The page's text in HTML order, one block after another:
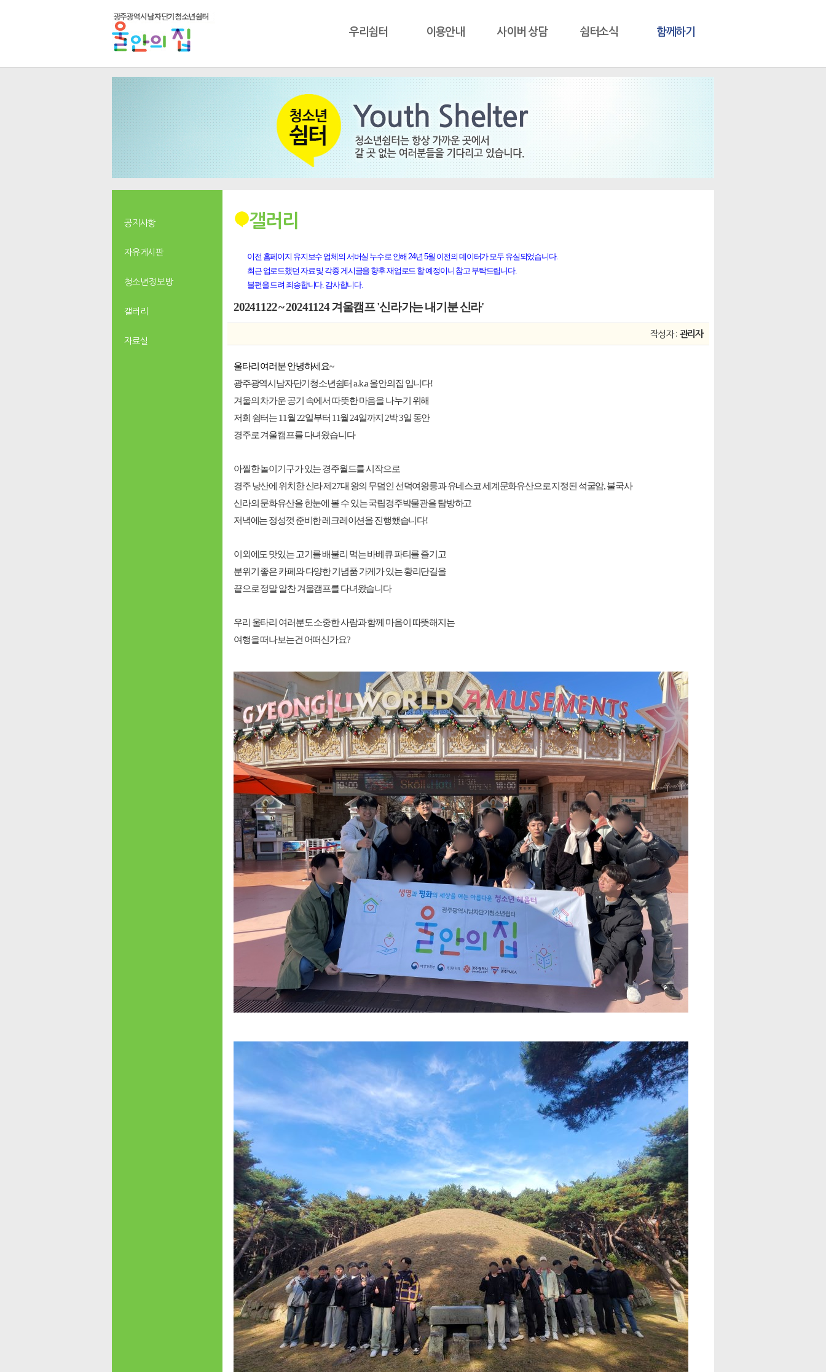
우리쉼터 이용안내 사이버 상담 쉼터소식 함께하기
공지사항
자유게시판
청소년 정보방
갤러리
자료실
갤러리
이전 홈페이지 유지보수 업체의 서버실 누수로 인해 24년 5월 이전의 데이터가 모두 유실되었습니다.
최근 업로드했던 자료 및 각종 게시글을 향후 재업로드 할 예정이니 참고 부탁드립니다.
불편을 드려 죄송합니다. 감사합니다.
20241122 ~ 20241124 겨울캠프 '신라가는 내기분 신라'
작성자 : 관리자
울타리 여러분 안녕하세요~
광주광역시남자단기청소년쉼터a.k.a 울안의집 입니다!
겨울의 차가운 공기 속에서 따뜻한 마음을 나누기 위해
저희 쉼터는 11월 22일부터 11월 24일까지 2박 3일 동안
경주로겨울캠프를 다녀왔습니다
아찔한 놀이기구가 있는 경주월드를 시작으로
경주 낭산에 위치한 신라 제27대 왕의 무덤인 선덕여왕릉과유네스코 세계문화유산으로 지정된 석굴암, 불국사
신라의 문화유산을 한눈에 볼 수 있는 국립경주박물관을 탐방하고
저녁에는 정성껏 준비한 레크레이션을 진행했습니다!
이외에도 맛있는 고기를 배불리 먹는 바베큐 파티를 즐기고
분위기 좋은 카페와 다양한 기념품 가게가 있는 황리단길을
끝으로 정말 알찬 겨울캠프를 다녀왔습니다
우리 울타리 여러분도 소중한 사람과 함께 마음이 따뜻해지는
여행을 떠나보는건 어떠신가요?